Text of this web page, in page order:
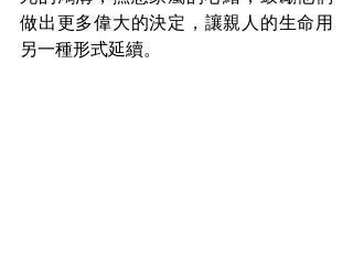
做出更多偉大的決定，讓親人的生命用
另一種形式延續。